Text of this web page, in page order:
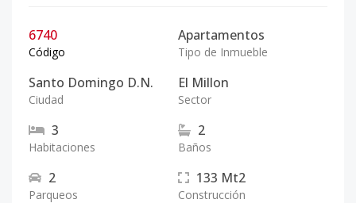
6740
Código
Apartamentos
Tipo de Inmueble
Santo Domingo D.N.
Ciudad
El Millon
Sector
3
Habitaciones
2
Baños
2
Parqueos
133 Mt2
Construcción